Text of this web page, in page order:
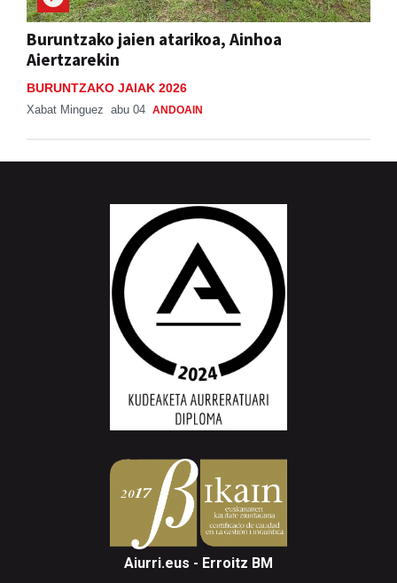
Buruntzako jaien atarikoa, Ainhoa
Aiertzarekin
BURUNTZAKO JAIAK 2026
Xabat Minguez abu 04 ANDOAIN
Aiurri.eus - Erroitz BM